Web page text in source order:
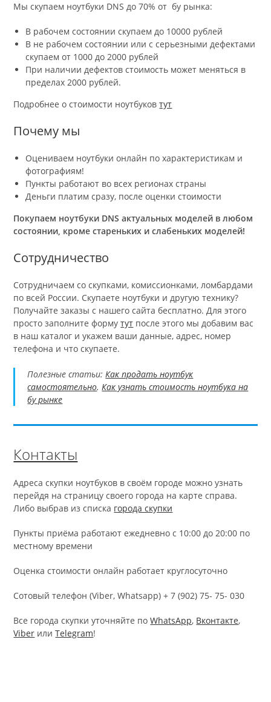
Мы скупаем ноутбуки DNS до 70% от бу рынка:
В рабочем состоянии скупаем до 10000 рублей
В не рабочем состоянии или с серьезными дефектами
скупаем от 1000 до 2000 рублей
При наличии дефектов стоимость может меняться в
пределах 2000 рублей.
Подробнее о стоимости ноутбуковтут
Почему мы
Оцениваем ноутбуки онлайн по характеристикам и
фотографиям!
Пункты работают во всех регионах страны
Деньги платим сразу, после оценки стоимости
Покупаем ноутбуки DNS актуальных моделей в любом
состоянии, кроме стареньких и слабеньких моделей!
Сотрудничество
Сотрудничаем со скупками, комиссионками, ломбардами
по всей России. Скупаете ноутбуки и другую технику?
Получайте заказы с нашего сайта бесплатно. Для этого
просто заполните формутут после этого мы добавим вас
в наш каталог и укажем ваши данные, адрес, номер
телефона и что скупаете.
Полезные статьи:Как продать ноутбук
самостоятельно.Как узнать стоимость ноутбука на
бу рынке
Контакты
Адреса скупки ноутбуков в своём городе можно узнать
перейдя на страницу своего города на карте справа.
Либо выбрав из списка города скупки
Пункты приёма работают ежедневно с 10:00 до 20:00 по
местному времени
Оценка стоимости онлайн работает круглосуточно
Cотовый телефон (Viber, Whatsapp) + 7 (902) 75- 75- 030
Все города скупки уточняйте поWhatsApp, Вконтакте,
Viber илиTelegram!